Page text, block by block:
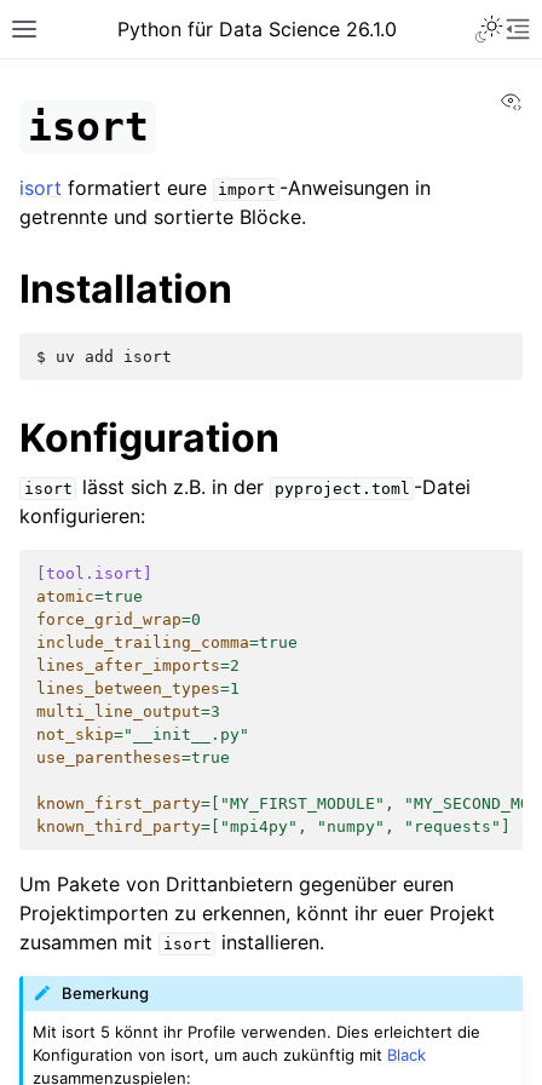
Python für Data Science 26.1.0
isort
isort formatiert eure import -Anweisungen in
getrennte und sortierte Blöcke.
Installation
$ uv add
Konfiguration
isort lässt sich z.B. in der pyproject.toml -Datei
konfigurieren:
[tool.isort]
atomic=true
force_grid_wrap=0
include_trailing_comma=true
lines_after_imports=2
lines_between_types=1
multi_line_output=3
not_skip="__init__.py"
use_parentheses=true
known_first_party= ["MY_FIRST_MODULE",
known_third_party= ["mpi4py", "numpy", "requests"]
Um Pakete von Drittanbietern gegenüber euren
Projektimporten zu erkennen, könnt ihr euer Projekt
zusammen mit
isort installieren.
Bemerkung
Mit isort 5 könnt ihr Profile verwenden. Dies erleichtert die
Konfiguration von isort, um auch zukünftig mit Black
zusammenzuspielen: